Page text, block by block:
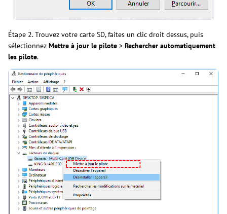
Étape 2. Trouvez votre carte SD, faites un clic droit dessus, puis
sélectionnez Mettre à jour le pilote > Rechercher automatiquement
les pilote.